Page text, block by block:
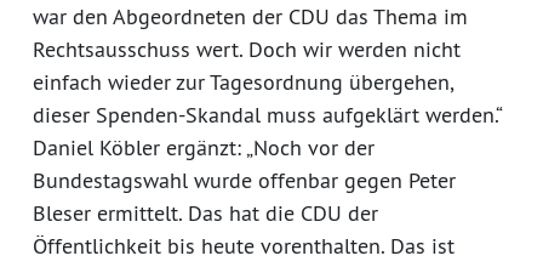
war den Abgeordneten der CDU das Thema im
Rechtsausschuss wert. Doch wir werden nicht
einfach wieder zur Tagesordnung übergehen,
dieser Spenden-Skandal muss aufgeklärt werden.“
Daniel Köbler ergänzt: „Noch vor der
Bundestagswahl wurde offenbar gegen Peter
Bleser ermittelt. Das hat die CDU der
Öffentlichkeit bis heute vorenthalten. Das ist